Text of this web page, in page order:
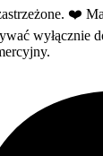
❤️
wyłącznie